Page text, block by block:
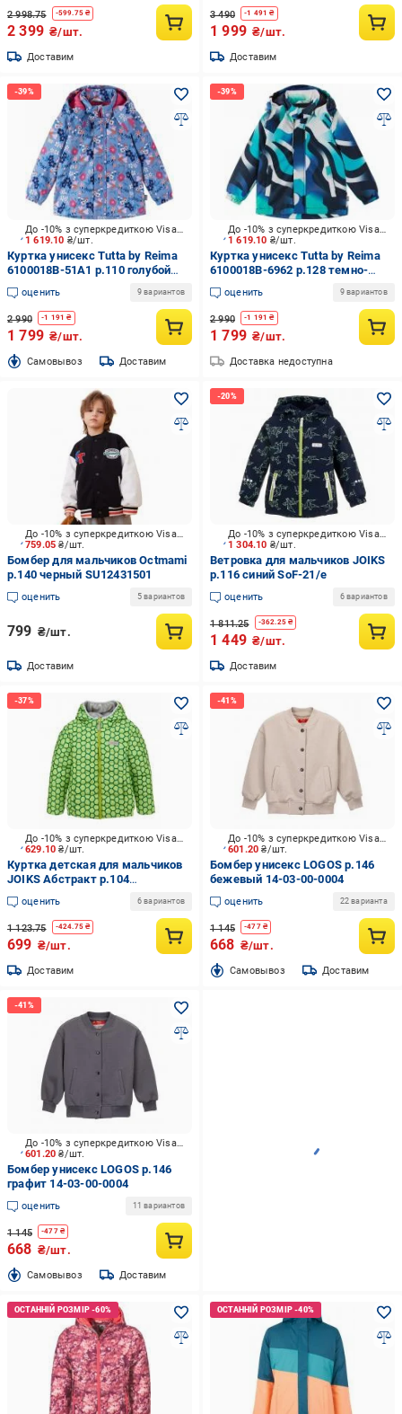
2 998.75 -599.75 ₴
2 399 ₴/шт.
Доставим
3 490 -1 491 ₴
1 999 ₴/шт.
Доставим
1 619.10 ₴/шт.
До -10% з суперкредиткою Visa Вигода
Куртка унисекс Tutta by Reima
6100018B-51A1 р.110 голубой
UOTI
оценить 9 вариантов
2 990 -1 191 ₴
1 799 ₴/шт.
Cамовывоз Доставим
1 619.10 ₴/шт.
До -10% з суперкредиткою Visa Вигода
Куртка унисекс Tutta by Reima
6100018B-6962 р.128 темно-
синий UOTI
оценить 9 вариантов
2 990 -1 191 ₴
1 799 ₴/шт.
Доставка недоступна
759.05₴/шт.
До -10% з суперкредиткою Visa Вигода
Бомбер для мальчиков Octmami
р.140 черный SU12431501
оценить 5 вариантов
799 ₴/шт.
Доставим
1 304.10 ₴/шт.
До -10% з суперкредиткою Visa Вигода
Ветровка для мальчиков JOIKS
р.116 синий SoF-21/e
оценить 6 вариантов
1 811.25 -362.25₴
1 449 ₴/шт.
Доставим
629.10₴/шт.
До -10% з суперкредиткою Visa Вигода
Куртка детская для мальчиков
JOIKS Абстракт р.104
салатовый KD-26
оценить 6 вариантов
1 123.75 -424.75 ₴
699 ₴/шт.
Доставим
601.20₴/шт.
До -10% з суперкредиткою Visa Вигода
Бомбер унисекс LOGOS р.146
бежевый 14-03-00-0004
оценить 22 варианта
1 145 -477₴
668 ₴/шт.
Cамовывоз Доставим
601.20₴/шт.
До -10% з суперкредиткою Visa Вигода
Бомбер унисекс LOGOS р.146
графит 14-03-00-0004
оценить 11 вариантов
1 145 -477₴
668 ₴/шт.
Cамовывоз Доставим